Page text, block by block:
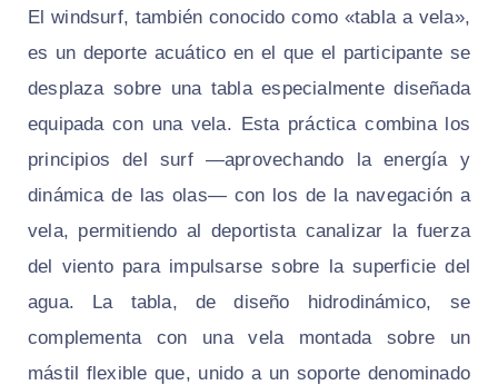
El windsurf, también conocido como «tabla a vela»,
es un deporte acuático en el que el participante se
desplaza sobre una tabla especialmente diseñada
equipada con una vela. Esta práctica combina los
principios del surf —aprovechando la energía y
dinámica de las olas— con los de la navegación a
vela, permitiendo al deportista canalizar la fuerza
del viento para impulsarse sobre la superficie del
agua. La tabla, de diseño hidrodinámico, se
complementa con una vela montada sobre un
mástil flexible que, unido a un soporte denominado